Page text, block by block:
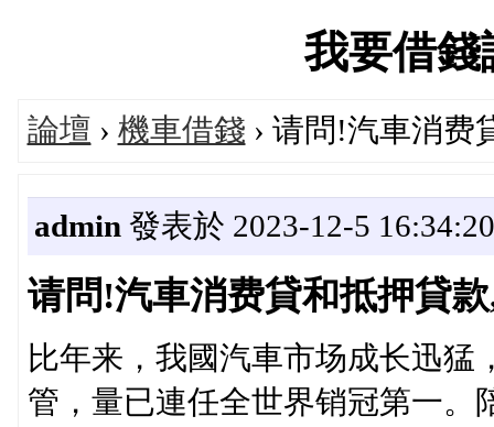
我要借
論壇 › 機車借錢 › 请問!汽車消费
admin 發表於 2023-12-5 16:34:20
请問!汽車消费貸和抵押貸
比年来，我國汽車市场成长迅猛
管，量已連任全世界销冠第一。